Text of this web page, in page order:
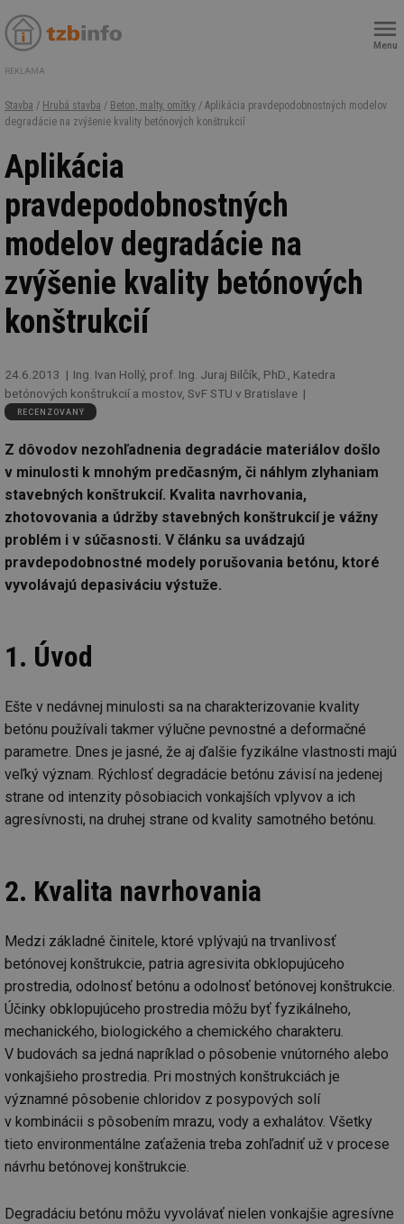
Menu
REKLAMA
Stavba / Hrubá stavba / Beton, malty, omítky / Aplikácia pravdepodobnostných modelov
degradácie na zvýšenie kvality betónových konštrukcií
Aplikácia
pravdepodobnostných
modelov degradácie na
zvýšenie kvality betónových
konštrukcií
24.6.2013
Ing. Ivan Hollý, prof. Ing. Juraj Bilčík, PhD., Katedra
betónových konštrukcií a mostov, SvF STU v Bratislave
RECENZOVANÝ
Z dôvodov nezohľadnenia degradácie materiálov došlo
v minulosti k mnohým predčasným, či náhlym zlyhaniam
stavebných konštrukcií. Kvalita navrhovania,
zhotovovania a údržby stavebných konštrukcií je vážny
problém i v súčasnosti. V článku sa uvádzajú
pravdepodobnostné modely porušovania betónu, ktoré
vyvolávajú depasiváciu výstuže.
1. Úvod
Ešte v nedávnej minulosti sa na charakterizovanie kvality
betónu používali takmer výlučne pevnostné a deformačné
parametre. Dnes je jasné, že aj ďalšie fyzikálne vlastnosti majú
veľký význam. Rýchlosť degradácie betónu závisí na jedenej
strane od intenzity pôsobiacich vonkajších vplyvov a ich
agresívnosti, na druhej strane od kvality samotného betónu.
2. Kvalita navrhovania
Medzi základné činitele, ktoré vplývajú na trvanlivosť
betónovej konštrukcie, patria agresivita obklopujúceho
prostredia, odolnosť betónu a odolnosť betónovej konštrukcie.
Účinky obklopujúceho prostredia môžu byť fyzikálneho,
mechanického, biologického a chemického charakteru.
V budovách sa jedná napríklad o pôsobenie vnútorného alebo
vonkajšieho prostredia. Pri mostných konštrukciách je
významné pôsobenie chloridov z posypových solí
v kombinácii s pôsobením mrazu, vody a exhalátov. Všetky
tieto environmentálne zaťaženia treba zohľadniť už v procese
návrhu betónovej konštrukcie.
Degradáciu betónu môžu vyvolávať nielen vonkajšie agresívne